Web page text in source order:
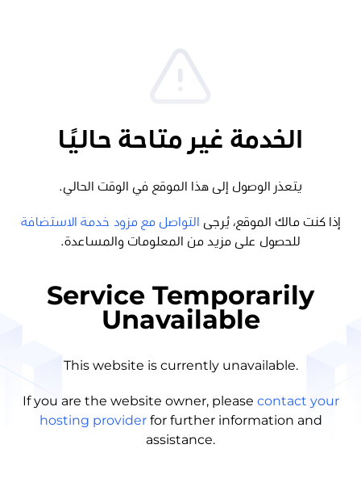
الخدمة غير متاحة حاليًا
يتعذر الوصول إلى هذا الموقع في الوقت الحالي.
إذا كنت مالك الموقع، يُرجى
التواصل مع مزود خدمة الاستضافة
للحصول على مزيد من المعلومات والمساعدة.
Service Temporarily
Unavailable
This website is currently unavailable.
If you are the website owner, please contact your
hosting provider for further information and
assistance.